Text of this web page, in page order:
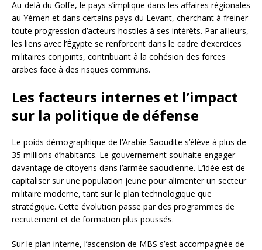
Au-delà du Golfe, le pays s’implique dans les affaires régionales
au Yémen et dans certains pays du Levant, cherchant à freiner
toute progression d’acteurs hostiles à ses intérêts. Par ailleurs,
les liens avec l’Égypte se renforcent dans le cadre d’exercices
militaires conjoints, contribuant à la cohésion des forces
arabes face à des risques communs.
Les facteurs internes et l’impact
sur la politique de défense
Le poids démographique de l’Arabie Saoudite s’élève à plus de
35 millions d’habitants. Le gouvernement souhaite engager
davantage de citoyens dans l’armée saoudienne. L’idée est de
capitaliser sur une population jeune pour alimenter un secteur
militaire moderne, tant sur le plan technologique que
stratégique. Cette évolution passe par des programmes de
recrutement et de formation plus poussés.
Sur le plan interne, l’ascension de MBS s’est accompagnée de